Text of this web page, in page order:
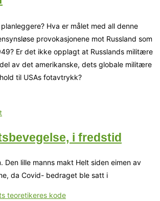
Hva er målet med all denne
provokasjonene mot Russland som
Er det ikke opplagt at Russlands militære
av det amerikanske, dets globale militære
til USAs fotavtrykk?
i fredstid
Den lille manns makt Helt siden eimen av
da Covid- bedraget ble satt i